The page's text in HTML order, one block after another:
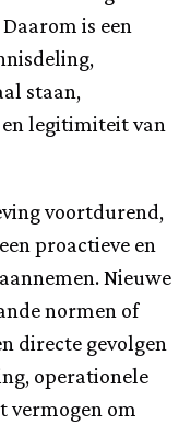
is een
staan,
legitimiteit van
voortdurend,
proactieve en
Nieuwe
normen of
directe gevolgen
operationele
vermogen om